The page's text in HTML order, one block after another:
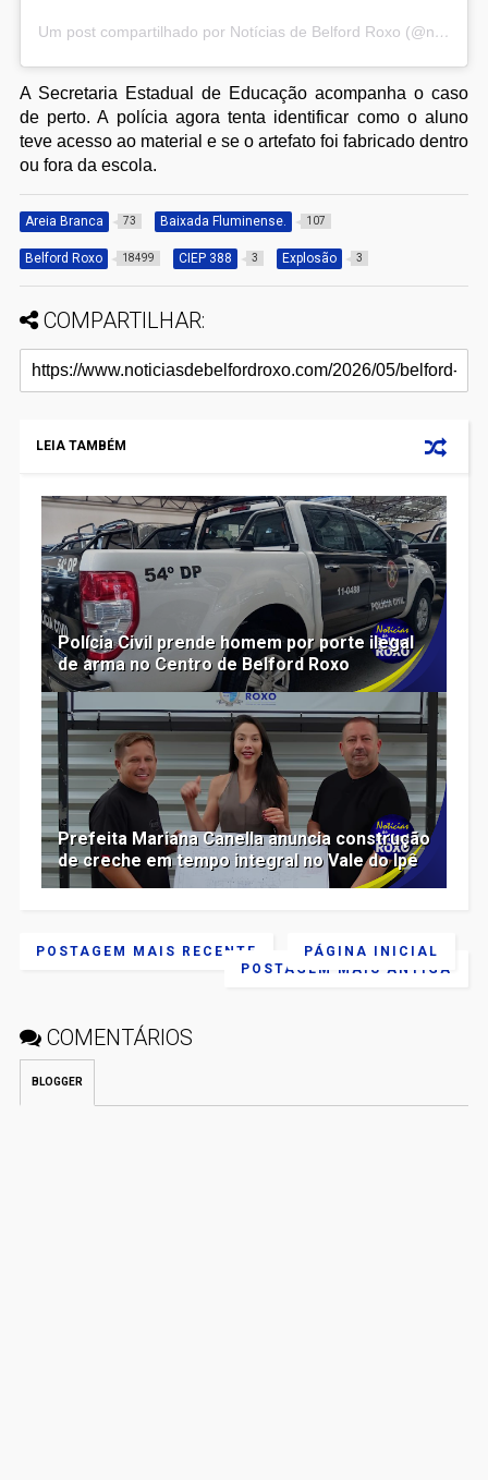
Um post compartilhado por Notícias de Belford Roxo (@noticiasbelfordroxo)
A Secretaria Estadual de Educação acompanha o caso
de perto. A polícia agora tenta identificar como o aluno
teve acesso ao material e se o artefato foi fabricado dentro
ou fora da escola.
Areia Branca 73 Baixada Fluminense. 107
Belford Roxo 18499 CIEP 388 3 Explosão 3
COMPARTILHAR:
LEIA TAMBÉM
Polícia Civil prende homem por porte ilegal
de arma no Centro de Belford Roxo
Prefeita Mariana Canella anuncia construção
de creche em tempo integral no Vale do Ipê
POSTAGEM MAIS RECENTE
POSTAGEM MAIS ANTIGA
PÁGINA INICIAL
COMENTÁRIOS
BLOGGER